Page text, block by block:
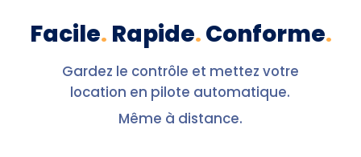
Facile. Rapide.Conforme.
Gardez le contrôle et mettez votre
location en pilote automatique.
Même à distance.